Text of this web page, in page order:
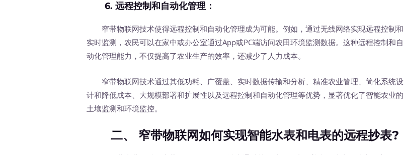
6.远程控制和自动化管理：
窄带物联网技术使得远程控制和自动化管理成为可能。例如，通过无线网络实现远程控制和
实时监测，农民可以在家中或办公室通过App或PC端访问农田环境监测数据。这种远程控制和自
动化管理能力，不仅提高了农业生产的效率，还减少了人力成本。
窄带物联网技术通过其低功耗、广覆盖、实时数据传输和分析、精准农业管理、简化系统设
计和降低成本、大规模部署和扩展性以及远程控制和自动化管理等优势，显著优化了智能农业的
土壤监测和环境监控。
二、 窄带物联网如何实现智能水表和电表的远程抄表?